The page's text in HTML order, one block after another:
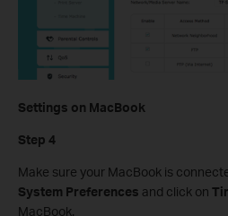
Settings on MacBook
Step 4
Make sure your MacBook is
System Preferences and click on
MacBook.